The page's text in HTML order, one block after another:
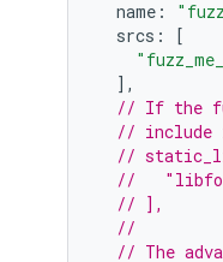
name :
srcs :
[
],
// If the
//
//
//
// ],
//
// The